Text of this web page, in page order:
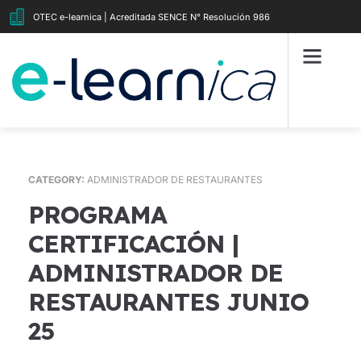
OTEC e-learnica | Acreditada SENCE N° Resolución 986
CATEGORY: ADMINISTRADOR DE RESTAURANTES
PROGRAMA
CERTIFICACIÓN |
ADMINISTRADOR DE
RESTAURANTES JUNIO
25